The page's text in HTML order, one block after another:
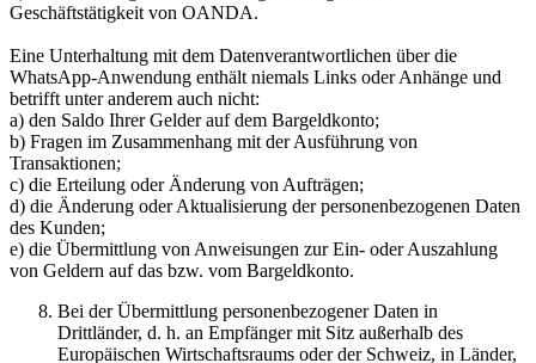
Geschäftstätigkeit von OANDA.
Eine Unterhaltung mit dem Datenverantwortlichen über die
WhatsApp-Anwendung enthält niemals Links oder Anhänge und
betrifft unter anderem auch nicht:
a) den Saldo Ihrer Gelder auf dem Bargeldkonto;
b) Fragen im Zusammenhang mit der Ausführung von
Transaktionen;
c) die Erteilung oder Änderung von Aufträgen;
d) die Änderung oder Aktualisierung der personenbezogenen Daten
des Kunden;
e) die Übermittlung von Anweisungen zur Ein- oder Auszahlung
von Geldern auf das bzw. vom Bargeldkonto.
Bei der Übermittlung personenbezogener Daten in
Drittländer, d. h. an Empfänger mit Sitz außerhalb des
Europäischen Wirtschaftsraums oder der Schweiz, in Länder,